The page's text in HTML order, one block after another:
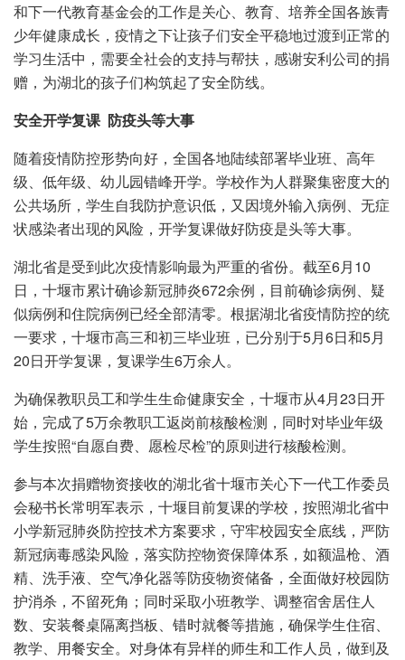
和下一代教育基金会的工作是关心、教育、培养全国各族青
少年健康成长，疫情之下让孩子们安全平稳地过渡到正常的
学习生活中，需要全社会的支持与帮扶，感谢安利公司的捐
赠，为湖北的孩子们构筑起了安全防线。
安全开学复课 防疫头等大事
随着疫情防控形势向好，全国各地陆续部署毕业班、高年
级、低年级、幼儿园错峰开学。学校作为人群聚集密度大的
公共场所，学生自我防护意识低，又因境外输入病例、无症
状感染者出现的风险，开学复课做好防疫是头等大事。
湖北省是受到此次疫情影响最为严重的省份。截至6月10
日，十堰市累计确诊新冠肺炎672余例，目前确诊病例、疑
似病例和住院病例已经全部清零。根据湖北省疫情防控的统
一要求，十堰市高三和初三毕业班，已分别于5月6日和5月
20日开学复课，复课学生6万余人。
为确保教职员工和学生生命健康安全，十堰市从4月23日开
始，完成了5万余教职工返岗前核酸检测，同时对毕业年级
学生按照“自愿自费、愿检尽检”的原则进行核酸检测。
参与本次捐赠物资接收的湖北省十堰市关心下一代工作委员
会秘书长常明军表示，十堰目前复课的学校，按照湖北省中
小学新冠肺炎防控技术方案要求，守牢校园安全底线，严防
新冠病毒感染风险，落实防控物资保障体系，如额温枪、酒
精、洗手液、空气净化器等防疫物资储备，全面做好校园防
护消杀，不留死角；同时采取小班教学、调整宿舍居住人
数、安装餐桌隔离挡板、错时就餐等措施，确保学生住宿、
教学、用餐安全。对身体有异样的师生和工作人员，做到及